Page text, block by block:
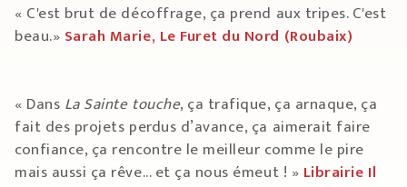
« C'est brut de décoffrage, ça prend aux tripes. C'est
beau.» Sarah Marie, Le Furet du Nord (Roubaix)
« Dans La Sainte touche, ça trafique, ça arnaque, ça
fait des projets perdus d’avance, ça aimerait faire
confiance, ça rencontre le meilleur comme le pire
mais aussi ça rêve... et ça nous émeut ! » Librairie Il